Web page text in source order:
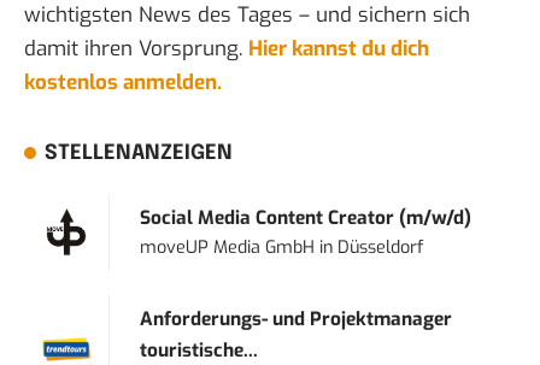
wichtigsten News des Tages – und sichern sich
damit ihren Vorsprung. Hier kannst du dich
kostenlos anmelden.
STELLENANZEIGEN
Social Media Content Creator (m/w/d)
moveUP Media GmbH in Düsseldorf
Anforderungs- und Projektmanager
touristische...